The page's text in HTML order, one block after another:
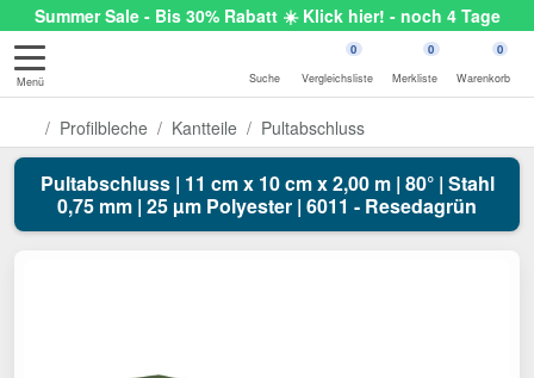
Summer Sale - Bis 30% Rabatt ☀️ Klick hier! - noch 4 Tage
Menü Suche
0
Vergleichsliste
0
Merkliste
0
Warenkorb
Profilbleche Kantteile Pultabschluss
Pultabschluss | 11 cm x 10 cm x 2,00 m | 80° | Stahl
0,75 mm | 25 µm Polyester | 6011 - Resedagrün